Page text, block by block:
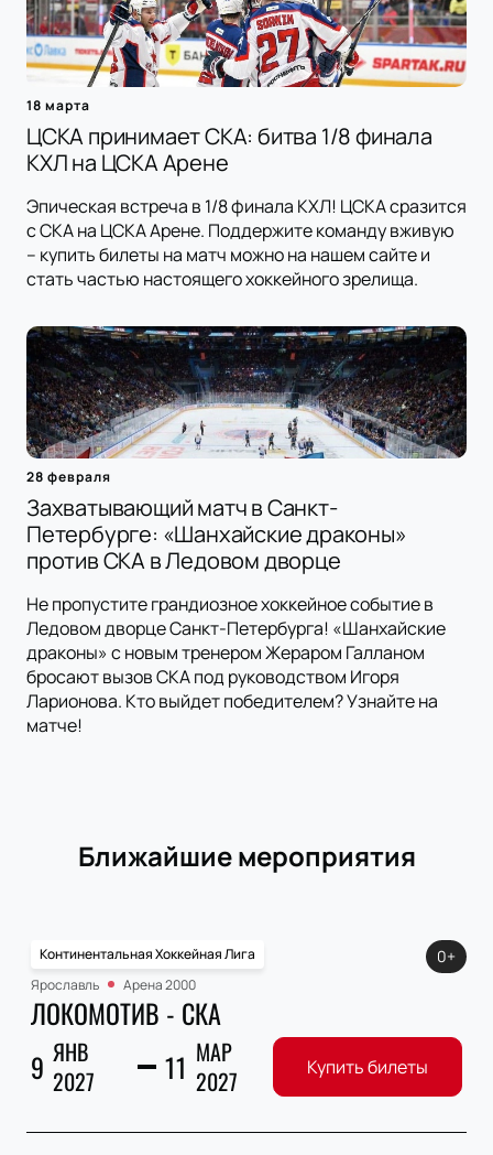
18 марта
ЦСКА принимает СКА: битва 1/8 финала
КХЛ на ЦСКА Арене
Эпическая встреча в 1/8 финала КХЛ! ЦСКА сразится
с СКА на ЦСКА Арене. Поддержите команду вживую
– купить билеты на матч можно на нашем сайте и
стать частью настоящего хоккейного зрелища.
28 февраля
Захватывающий матч в Санкт-
Петербурге: «Шанхайские драконы»
против СКА в Ледовом дворце
Не пропустите грандиозное хоккейное событие в
Ледовом дворце Санкт-Петербурга! «Шанхайские
драконы» с новым тренером Жераром Галланом
бросают вызов СКА под руководством Игоря
Ларионова. Кто выйдет победителем? Узнайте на
матче!
Ближайшие мероприятия
Континентальная Хоккейная Лига
Ярославль
Арена 2000
ЛОКОМОТИВ - СКА
9 ЯНВ
2027
11 МАР
2027
0+
Купить билеты